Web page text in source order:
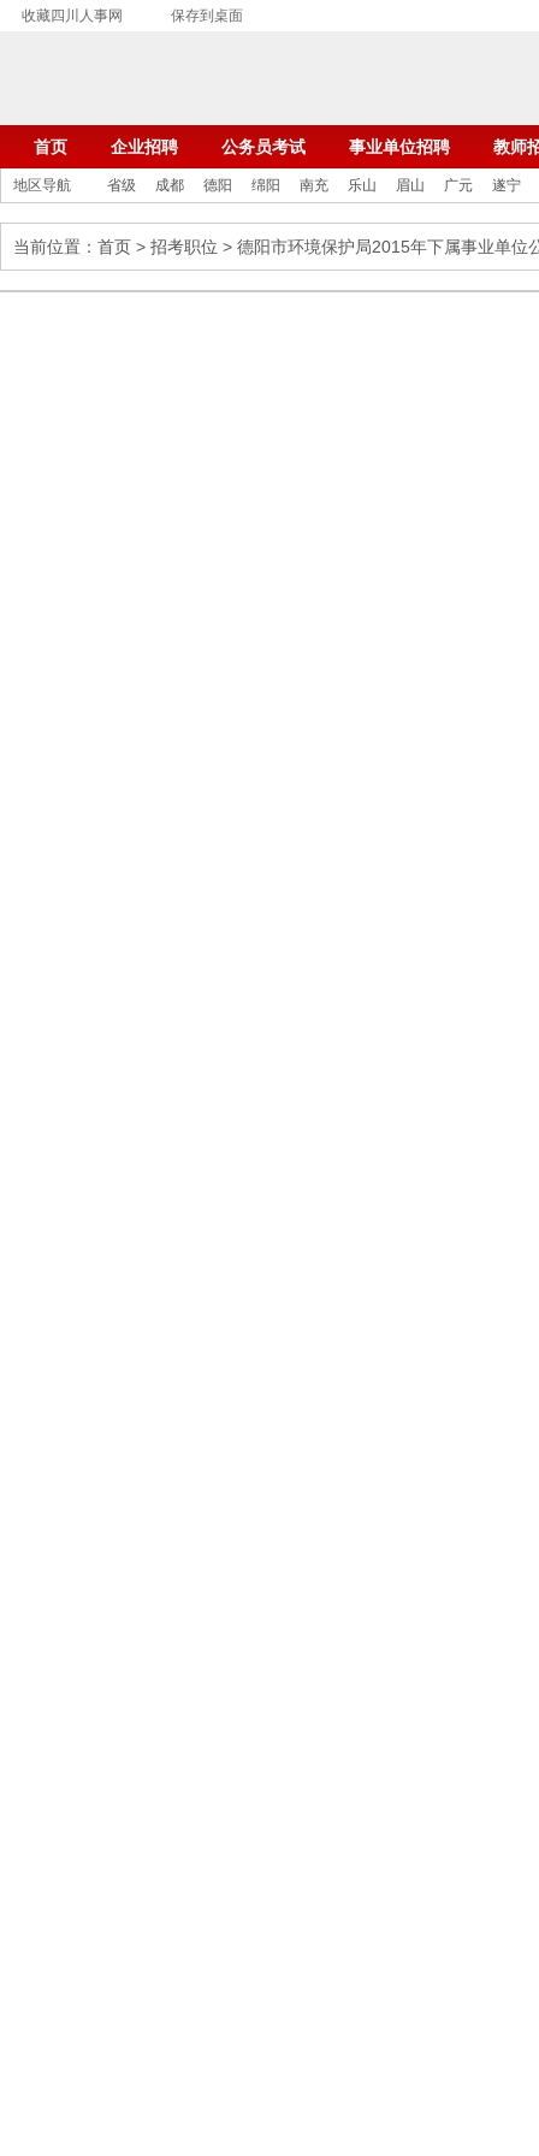
收藏四川人事网 保存到桌面
首页 企业招聘 公务员考试 事业单位招聘 教师
地区导航 省级 成都 德阳 绵阳 南充 乐山 眉山 广元 遂宁
当前位置： 首页 > 招考职位 > 德阳市环境保护局2015年下属事业单位